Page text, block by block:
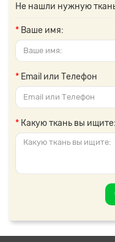
Не нашли нужную
Ваше имя:
Email или Телефон
Какую ткань вы ищите: